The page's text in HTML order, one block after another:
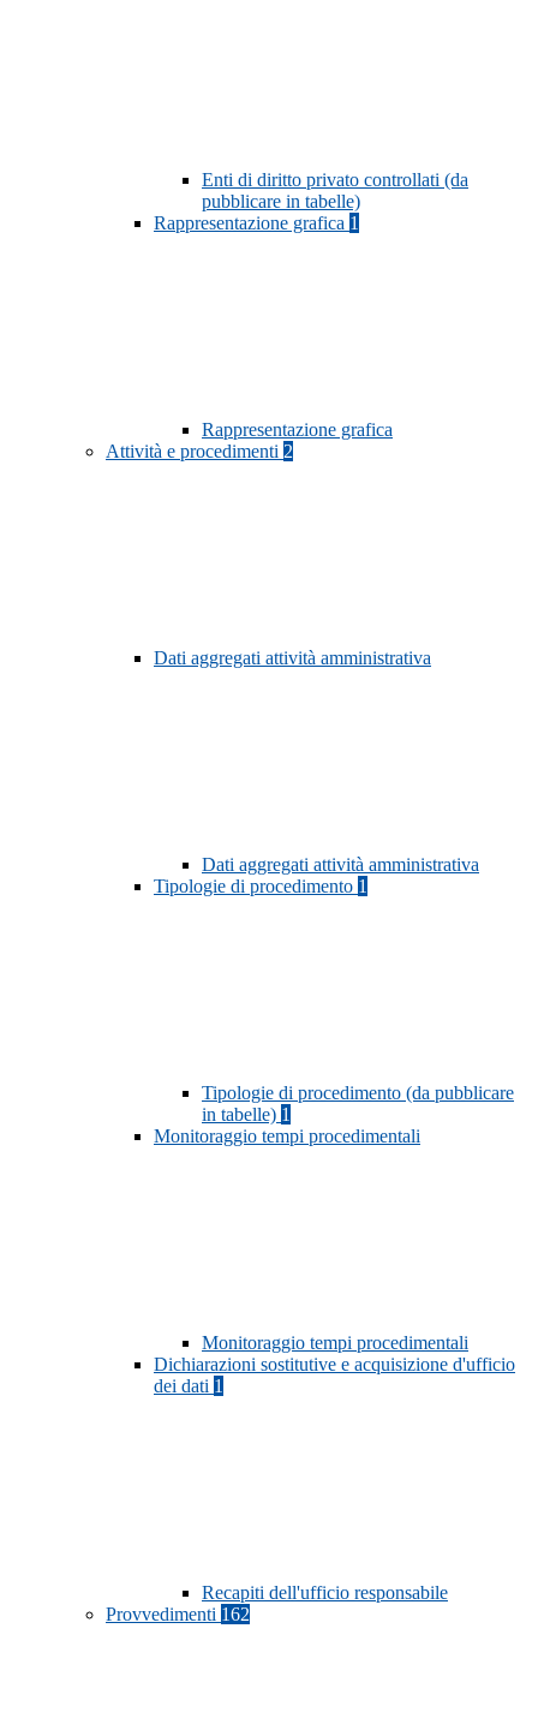
Enti di diritto privato controllati (da
pubblicare in tabelle)
Rappresentazione grafica 1
Rappresentazione grafica
Attività e procedimenti 2
Dati aggregati attività amministrativa
Dati aggregati attività amministrativa
Tipologie di procedimento 1
Tipologie di procedimento (da pubblicare
in tabelle) 1
Monitoraggio tempi procedimentali
Monitoraggio tempi procedimentali
Dichiarazioni sostitutive e acquisizione d'ufficio
dei dati 1
Recapiti dell'ufficio responsabile
Provvedimenti 162